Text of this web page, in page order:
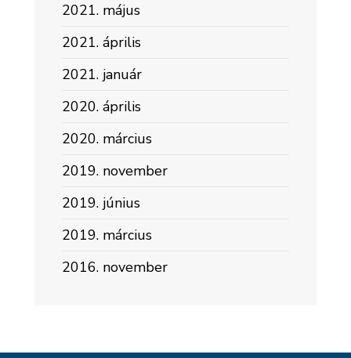
2021. május
2021. április
2021. január
2020. április
2020. március
2019. november
2019. június
2019. március
2016. november